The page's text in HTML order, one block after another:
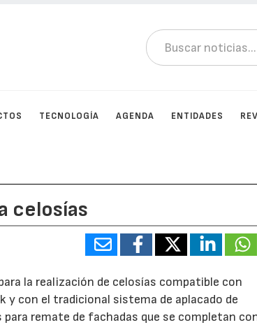
TECNOLOGÍA AGENDA ENTIDADES
celosías
la realización de celosías compatible con
con el tradicional sistema de aplacado de
remate de fachadas que se completan